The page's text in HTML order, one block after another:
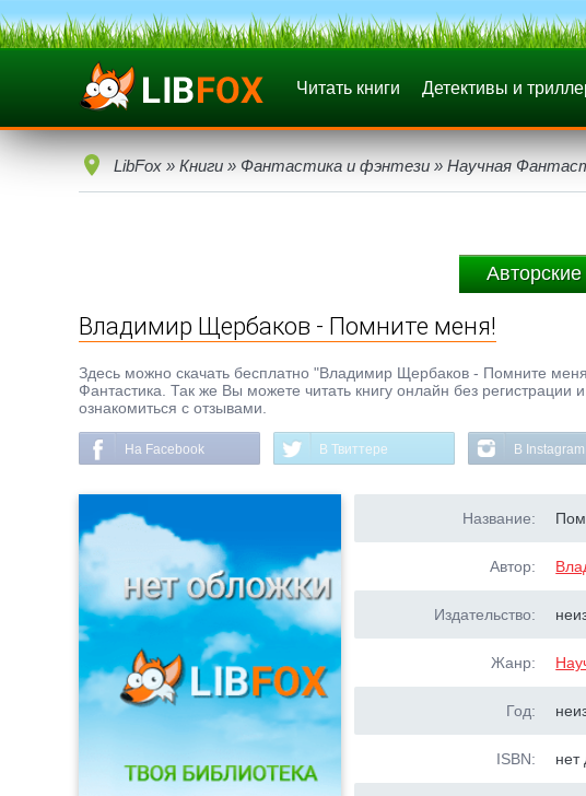
Читать книги Детективы и
LibFox » Книги » Фантастика и фэнтези » Научная
Владимир Щербаков - Помните меня!
Здесь можно скачать бесплатно "Владимир Щербаков - Помните
Фантастика. Так же Вы можете читать книгу онлайн без
ознакомиться с отзывами.
На Facebook В Твиттере В Instagram
Название:
Автор:
Издательство:
Жанр:
Год:
ISBN: нет